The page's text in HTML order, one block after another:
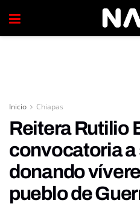
Inicio Chiapas
Reitera Rutilio
convocatoria a
donando
pueblo de